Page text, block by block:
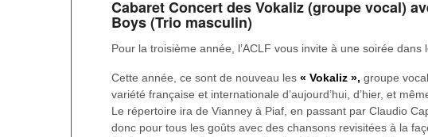
Cabaret Concert des Vokaliz (groupe vocal)
Boys (Trio masculin)
Pour la troisième année, l’ACLF vous invite à une soirée dans
Cette année, ce sont de nouveau les « Vokaliz », groupe
variété française et internationale d’aujourd’hui, d’hier, et
Le répertoire ira de Vianney à Piaf, en passant par Claudio
donc pour tous les goûts avec des chansons revisitées à la